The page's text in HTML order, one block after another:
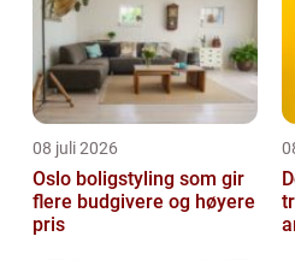
08 juli 2026
Oslo boligstyling som gir
flere budgivere og høyere
pris